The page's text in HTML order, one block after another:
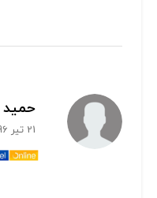
حمید
21 تیر 1396